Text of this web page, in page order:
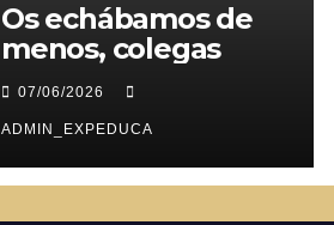
Os echábamos de
menos, colegas
07/06/2026
ADMIN_EXPEDUCA